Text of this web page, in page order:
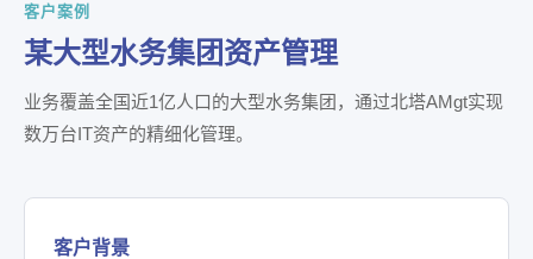
客户案例
某大型水务集团资产管理
业务覆盖全国近1亿人口的大型水务集团，通过北塔AMgt实现
数万台IT资产的精细化管理。
客户背景